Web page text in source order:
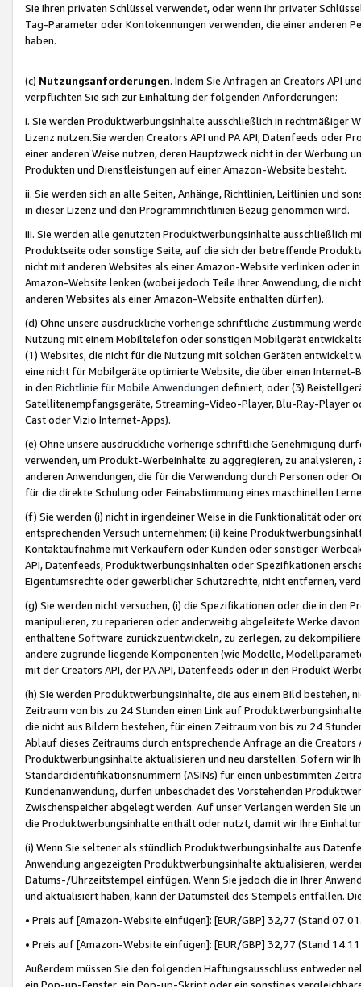
Sie Ihren privaten Schlüssel verwendet, oder wenn Ihr privater
Tag-Parameter oder Kontokennungen verwenden, die einer anderen
haben.
(c) Nutzungsanforderungen. Indem Sie Anfragen an Creators API
verpflichten Sie sich zur Einhaltung der folgenden Anforderungen:
i. Sie werden Produktwerbungsinhalte ausschließlich in rechtmäßiger
Lizenz nutzen.Sie werden Creators API und PA API, Datenfeeds oder
einer anderen Weise nutzen, deren Hauptzweck nicht in der Werbung
Produkten und Dienstleistungen auf einer Amazon-Website besteht.
ii. Sie werden sich an alle Seiten, Anhänge, Richtlinien, Leitlinien und
in dieser Lizenz und den Programmrichtlinien Bezug genommen wird.
iii. Sie werden alle genutzten Produktwerbungsinhalte ausschließlich
Produktseite oder sonstige Seite, auf die sich der betreffende
nicht mit anderen Websites als einer Amazon-Website verlinken oder
Amazon-Website lenken (wobei jedoch Teile Ihrer Anwendung, die
anderen Websites als einer Amazon-Website enthalten dürfen).
(d) Ohne unsere ausdrückliche vorherige schriftliche Zustimmung
Nutzung mit einem Mobiltelefon oder sonstigen Mobilgerät
(1) Websites, die nicht für die Nutzung mit solchen Geräten
eine nicht für Mobilgeräte optimierte Website, die über einen
in den Richtlinie für Mobile Anwendungen definiert, oder (3)
Satellitenempfangsgeräte, Streaming-Video-Player, Blu-Ray-Player
Cast oder Vizio Internet-Apps).
(e) Ohne unsere ausdrückliche vorherige schriftliche Genehmigung
verwenden, um Produkt-Werbeinhalte zu aggregieren, zu
anderen Anwendungen, die für die Verwendung durch Personen
für die direkte Schulung oder Feinabstimmung eines maschinellen
(f) Sie werden (i) nicht in irgendeiner Weise in die Funktionalität oder
entsprechenden Versuch unternehmen; (ii) keine
Kontaktaufnahme mit Verkäufern oder Kunden oder sonstiger
API, Datenfeeds, Produktwerbungsinhalten oder Spezifikationen
Eigentumsrechte oder gewerblicher Schutzrechte, nicht entfernen,
(g) Sie werden nicht versuchen, (i) die Spezifikationen oder die in
manipulieren, zu reparieren oder anderweitig abgeleitete Werke
enthaltene Software zurückzuentwickeln, zu zerlegen, zu
andere zugrunde liegende Komponenten (wie Modelle,
mit der Creators API, der PA API, Datenfeeds oder in den Produkt
(h) Sie werden Produktwerbungsinhalte, die aus einem Bild bestehen,
Zeitraum von bis zu 24 Stunden einen Link auf
die nicht aus Bildern bestehen, für einen Zeitraum von bis zu 24
Ablauf dieses Zeitraums durch entsprechende Anfrage an die
Produktwerbungsinhalte aktualisieren und neu darstellen. Sofern wir
Standardidentifikationsnummern (ASINs) für einen unbestimmten
Kundenanwendung, dürfen unbeschadet des Vorstehenden
Zwischenspeicher abgelegt werden. Auf unser Verlangen werden Sie
die Produktwerbungsinhalte enthält oder nutzt, damit wir Ihre
(i) Wenn Sie seltener als stündlich Produktwerbungsinhalte aus
Anwendung angezeigten Produktwerbungsinhalte aktualisieren,
Datums-/Uhrzeitstempel einfügen. Wenn Sie jedoch die in Ihrer
und aktualisiert haben, kann der Datumsteil des Stempels entfallen.
• Preis auf [Amazon-Website einfügen]: [EUR/GBP] 32,77 (Stand
• Preis auf [Amazon-Website einfügen]: [EUR/GBP] 32,77 (Stand
Außerdem müssen Sie den folgenden Haftungsausschluss entweder
ein Pop-up-Fenster, ein Pop-up-Skript oder ein sonstiges